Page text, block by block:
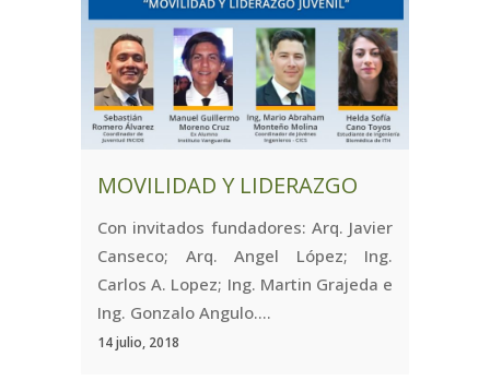
MOVILIDAD Y LIDERAZGO
Con invitados fundadores: Arq. Javier
Canseco; Arq. Angel López; Ing.
Carlos A. Lopez; Ing. Martin Grajeda e
Ing. Gonzalo Angulo....
14 julio, 2018